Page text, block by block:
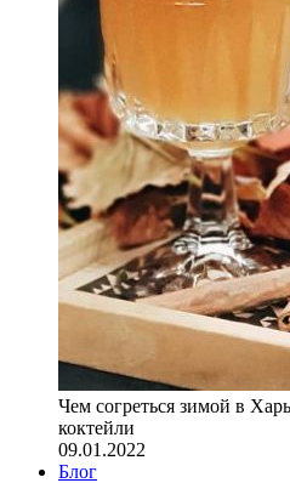
Чем согреться зимой в
коктейли
09.01.2022
Блог